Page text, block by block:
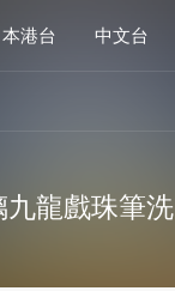
本港台 中文台
龍戲珠筆洗